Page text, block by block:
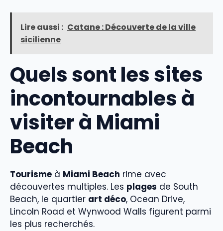
Lire aussi : Catane : Découverte de la ville
sicilienne
Quels sont les sites
incontournables à
visiter à Miami
Beach
Tourisme à Miami Beach rime avec
découvertes multiples. Les plages de South
Beach, le quartier art déco, Ocean Drive,
Lincoln Road et Wynwood Walls figurent parmi
les plus recherchés.